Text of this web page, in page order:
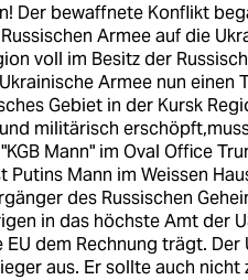
Der bewaffnete Konflikt
Armee auf die
voll im Besitz der
Armee nun einen
Gebiet in der Kursk
militärisch
Mann" im Oval Office
Mann im Weissen
des Russischen
in das höchste Amt der
EU dem Rechnung trägt.
aus. Er sollte auch nicht